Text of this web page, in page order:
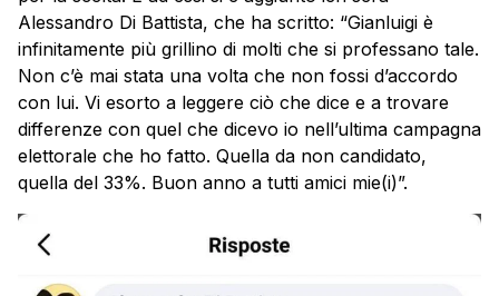
Alessandro Di Battista, che ha scritto: “Gianluigi è
infinitamente più grillino di molti che si professano tale.
Non c’è mai stata una volta che non fossi d’accordo
con lui. Vi esorto a leggere ciò che dice e a trovare
differenze con quel che dicevo io nell’ultima campagna
elettorale che ho fatto. Quella da non candidato,
quella del 33%. Buon anno a tutti amici mie(i)”.